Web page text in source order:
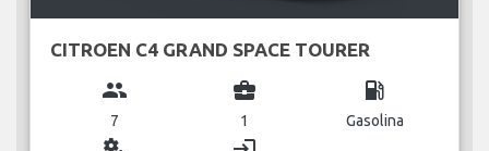
CITROEN C4 GRAND SPACE TOURER
group
7
business_center
1
local_gas_station
Gasolina